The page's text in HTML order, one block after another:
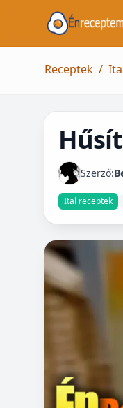
Receptek /
Szerző:
Ital receptek